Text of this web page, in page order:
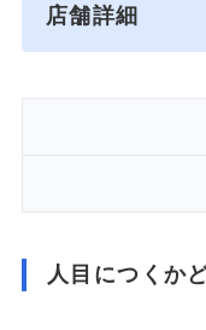
店舗詳細
人目につくか